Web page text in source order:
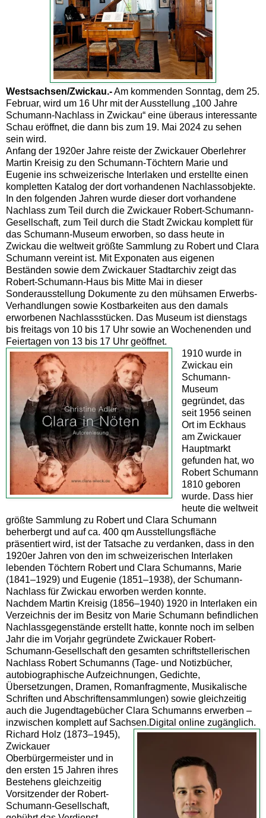
Westsachsen/Zwickau.-Am kommenden Sonntag, dem 25.
Februar, wird um 16 Uhr mit der Ausstellung „100 Jahre
Schumann-Nachlass in Zwickau“ eine überaus interessante
Schau eröffnet, die dann bis zum 19. Mai 2024 zu sehen
sein wird.
Anfang der 1920er Jahre reiste der Zwickauer Oberlehrer
Martin Kreisig zu den Schumann-Töchtern Marie und
Eugenie ins schweizerische Interlaken und erstellte einen
kompletten Katalog der dort vorhandenen Nachlassobjekte.
In den folgenden Jahren wurde dieser dort vorhandene
Nachlass zum Teil durch die Zwickauer Robert-Schumann-
Gesellschaft, zum Teil durch die Stadt Zwickau komplett für
das Schumann-Museum erworben, so dass heute in
Zwickau die weltweit größte Sammlung zu Robert und Clara
Schumann vereint ist. Mit Exponaten aus eigenen
Beständen sowie dem Zwickauer Stadtarchiv zeigt das
Robert-Schumann-Haus bis Mitte Mai in dieser
Sonderausstellung Dokumente zu den mühsamen Erwerbs-
Verhandlungen sowie Kostbarkeiten aus den damals
erworbenen Nachlassstücken. Das Museum ist dienstags
bis freitags von 10 bis 17 Uhr sowie an Wochenenden und
Feiertagen von 13 bis 17 Uhr geöffnet.
1910 wurde in
Zwickau ein
Schumann-
Museum
gegründet, das
seit 1956 seinen
Ort im Eckhaus
am Zwickauer
Hauptmarkt
gefunden hat, wo
Robert Schumann
1810 geboren
wurde. Dass hier
heute die weltweit
größte Sammlung zu Robert und Clara Schumann
beherbergt und auf ca. 400 qm Ausstellungsfläche
präsentiert wird, ist der Tatsache zu verdanken, dass in den
1920er Jahren von den im schweizerischen Interlaken
lebenden Töchtern Robert und Clara Schumanns, Marie
(1841–1929) und Eugenie (1851–1938), der Schumann-
Nachlass für Zwickau erworben werden konnte.
Nachdem Martin Kreisig (1856–1940) 1920 in Interlaken ein
Verzeichnis der im Besitz von Marie Schumann befindlichen
Nachlassgegenstände erstellt hatte, konnte noch im selben
Jahr die im Vorjahr gegründete Zwickauer Robert-
Schumann-Gesellschaft den gesamten schriftstellerischen
Nachlass Robert Schumanns (Tage- und Notizbücher,
autobiographische Aufzeichnungen, Gedichte,
Übersetzungen, Dramen, Romanfragmente, Musikalische
Schriften und Abschriftensammlungen) sowie gleichzeitig
auch die Jugendtagebücher Clara Schumanns erwerben –
inzwischen komplett auf Sachsen.Digital online zugänglich.
Richard Holz (1873–1945),
Zwickauer
Oberbürgermeister und in
den ersten 15 Jahren ihres
Bestehens gleichzeitig
Vorsitzender der Robert-
Schumann-Gesellschaft,